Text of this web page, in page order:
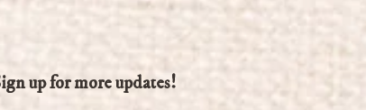
up for more updates!